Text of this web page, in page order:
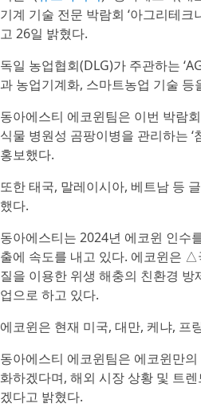
기계 기술 전문 박람회 ‘아그리테
고 26일 밝혔다.
독일 농업협회(DLG)가 주관하는
과 농업기계화, 스마트농업 기술
동아에스티 에코윈팀은 이번 박람
식물 병원성 곰팡이병을 관리하는
홍보했다.
또한 태국, 말레이시아, 베트남 등
했다.
동아에스티는 2024년 에코윈 인수
출에 속도를 내고 있다. 에코윈은
질을 이용한 위생 해충의 친환경
업으로 하고 있다.
에코윈은 현재 미국, 대만, 케냐, 프
동아에스티 에코윈팀은 에코윈만
화하겠다며, 해외 시장 상황 및 트
겠다고 밝혔다.